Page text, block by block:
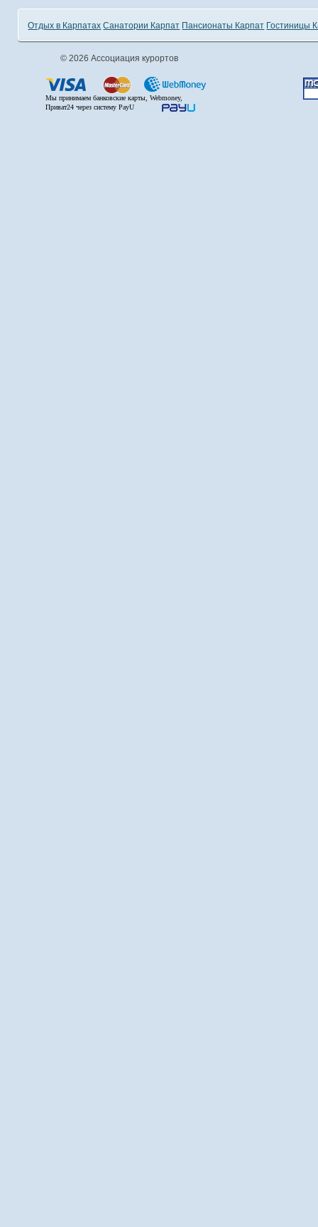
Отдых в Карпатах Санатории Карпат Пансионаты Карпат Гостиницы
© 2026 Ассоциация курортов
Мы принимаем банковские карты, Webmoney,
Приват24 через систему PayU